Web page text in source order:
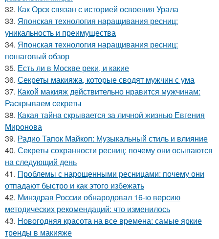
32. Как Орск связан с историей освоения Урала
33. Японская технология наращивания ресниц:
уникальность и преимущества
34. Японская технология наращивания ресниц:
пошаговый обзор
35. Есть ли в Москве реки, и какие
36. Секреты макияжа, которые сводят мужчин с ума
37. Какой макияж действительно нравится мужчинам:
Раскрываем секреты
38. Какая тайна скрывается за личной жизнью Евгения
Миронова
39. Радио Тапок Майкоп: Музыкальный стиль и влияние
40. Секреты сохранности ресниц: почему они осыпаются
на следующий день
41. Проблемы с нарощенными ресницами: почему они
отпадают быстро и как этого избежать
42. Минздрав России обнародовал 16-ю версию
методических рекомендаций: что изменилось
43. Новогодняя красота на все времена: самые яркие
тренды в макияже